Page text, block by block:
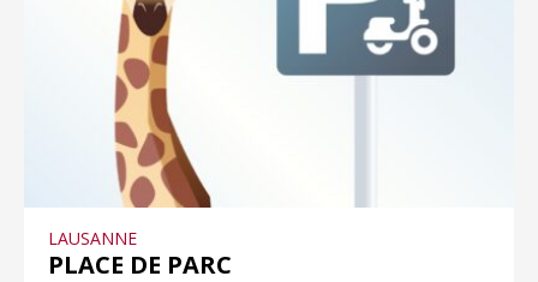
LAUSANNE
PLACE DE PARC